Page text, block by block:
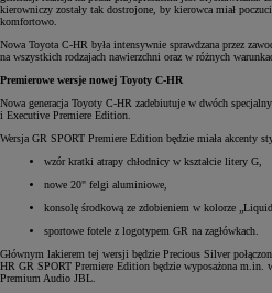
kierowniczy zostały tak dostrojone, by kierowca miał
komfortowo.
Nowa Toyota C-HR była intensywnie sprawdzana przez
na wszystkich rodzajach nawierzchni oraz w różnych
Premierowe wersje nowej Toyoty C-HR
Nowa generacja Toyoty C-HR zadebiutuje w dwóch
i Executive Premiere Edition.
Wersja GR SPORT Premiere Edition będzie miała akcenty
wzór kratki atrapy chłodnicy w kształcie litery G,
nowe 20" felgi aluminiowe,
konsolę środkową ze zdobieniem w kolorze
sportowe fotele z logotypem GR na zagłówkach.
Głównym lakierem tej wersji będzie Precious Silver
HR GR SPORT Premiere Edition będzie wyposażona m.in.
Premium Audio JBL.